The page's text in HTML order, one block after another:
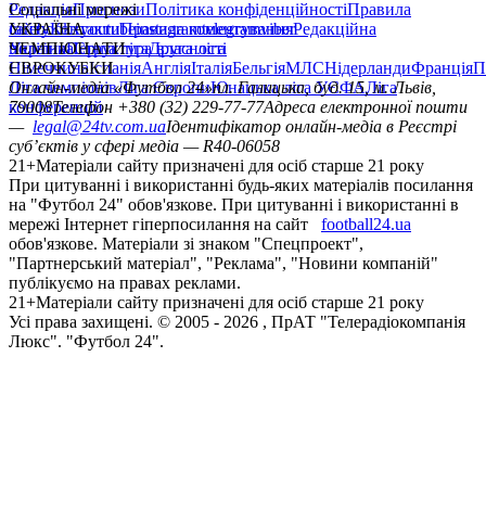
РедакціяПрогнозиПолітика конфіденційностіПравила
сайтуКонтактиПравила коментуванняРедакційна
політикаСтруктура власності
Соціальні мережі
facebookxyoutubeinstagramtelegramviber
УКРАЇНА
УкраїнаПерша лігаДруга ліга
ЧЕМПІОНАТИ
НімеччинаІспаніяАнгліяІталіяБельгіяМЛСНідерландиФранція
ЄВРОКУБКИ
Ліга чемпіонівЛіга ЄвропиЮнацька ліга УЄФАЛіга
конференцій
Онлайн-медіа «Футбол 24»пл. Галицька, буд. 15, м. Львів,
79008Телефон +380 (32) 229-77-77Адреса електронної пошти
— legal@24tv.com.uaІдентифікатор онлайн-медіа в Реєстрі
суб’єктів у сфері медіа — R40-06058
21+Матеріали сайту призначені для осіб старше 21 року
При цитуванні і використанні будь-яких матеріалів посилання
на "Футбол 24" обов'язкове. При цитуванні і використанні в
мережі Інтернет гіперпосилання на сайт
football24.ua
обов'язкове. Матеріали зі знаком "Спецпроект",
"Партнерський матеріал", "Реклама", "Новини компаній"
публікуємо на правах реклами.
21+Матеріали сайту призначені для осіб старше 21 року
Усi права захищенi. © 2005 - 2026 , ПрАТ "Телерадіокомпанія
Люкс". "Футбол 24".